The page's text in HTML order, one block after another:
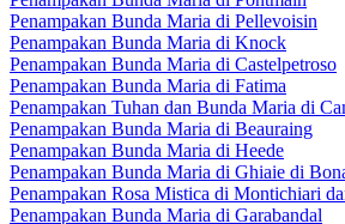
Penampakan Bunda Maria di Pellevoisin
Penampakan Bunda Maria di Knock
Penampakan Bunda Maria di Castelpetroso
Penampakan Bunda Maria di Fatima
Penampakan Tuhan dan Bunda Maria di
Penampakan Bunda Maria di Beauraing
Penampakan Bunda Maria di Heede
Penampakan Bunda Maria di Ghiaie di
Penampakan Rosa Mistica di Montichiari
Penampakan Bunda Maria di Garabandal